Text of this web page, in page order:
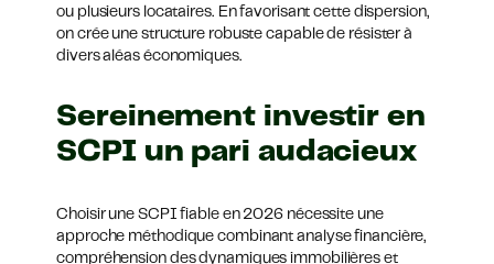
ou plusieurs locataires. En favorisant cette dispersion,
on crée une structure robuste capable de résister à
divers aléas économiques.
Sereinement investir en
SCPI un pari audacieux
Choisir une SCPI fiable en 2026 nécessite une
approche méthodique combinant analyse financière,
compréhension des dynamiques immobilières et